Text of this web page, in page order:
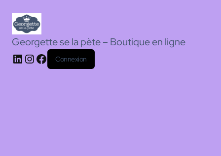
Georgette se la pète – Boutique en ligne
Connexion